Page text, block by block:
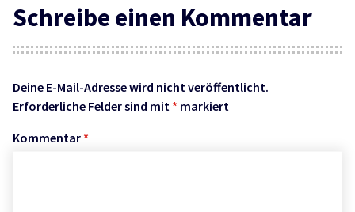
Schreibe einen Kommentar
Deine E-Mail-Adresse wird nicht veröffentlicht.
Erforderliche Felder sind mit * markiert
Kommentar *